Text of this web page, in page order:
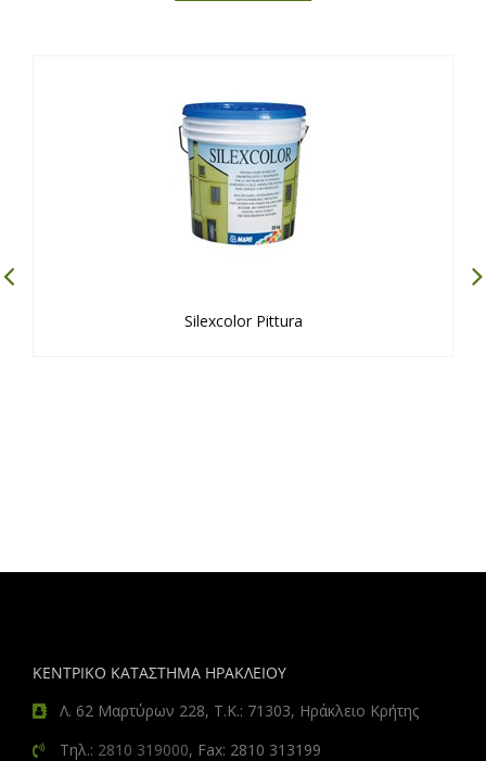
Silexcolor Pittura
ΚΕΝΤΡΙΚΟ ΚΑΤΑΣΤΗΜΑ ΗΡΑΚΛΕΙΟΥ
Λ. 62 Μαρτύρων 228, Τ.Κ.: 71303, Ηράκλειο Κρήτης
Τηλ.: 2810 319000, Fax: 2810 313199